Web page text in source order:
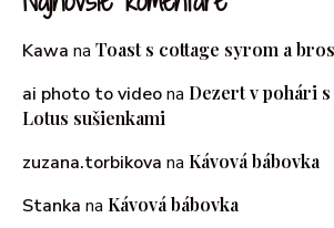
Kawa na Toast s cottage syrom a
ai photo to videona Dezert v pohári
Lotus sušienkami
zuzana.torbikova na Kávová bábovka
Stanka na Kávová bábovka